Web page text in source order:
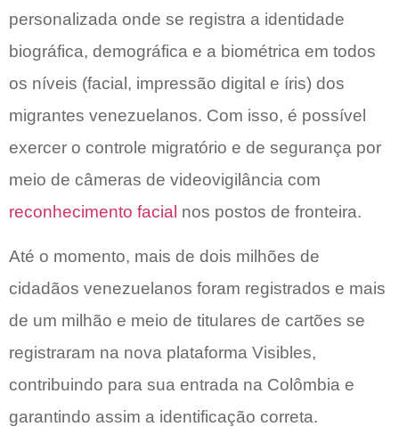
personalizada onde se registra a identidade
biográfica, demográfica e a biométrica em todos
os níveis (facial, impressão digital e íris) dos
migrantes venezuelanos. Com isso, é possível
exercer o controle migratório e de segurança por
meio de câmeras de videovigilância com
reconhecimento facial nos postos de fronteira.
Até o momento, mais de dois milhões de
cidadãos venezuelanos foram registrados e mais
de um milhão e meio de titulares de cartões se
registraram na nova plataforma Visibles,
contribuindo para sua entrada na Colômbia e
garantindo assim a identificação correta.